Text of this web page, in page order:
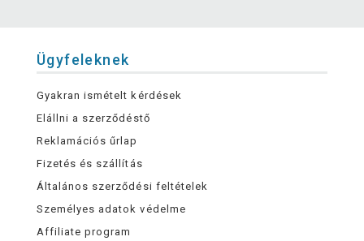
Ügyfeleknek
Gyakran ismételt kérdések
Elállni a szerződéstő
Reklamációs űrlap
Fizetés és szállítás
Általános szerződési feltételek
Személyes adatok védelme
Affiliate program